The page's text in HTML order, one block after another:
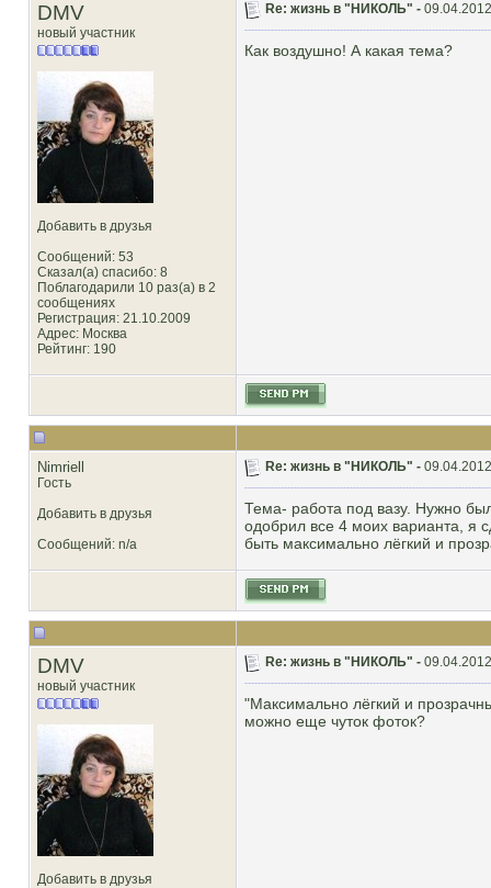
DMV
новый участник
Добавить в друзья
Сообщений: 53
Сказал(а) спасибо: 8
Поблагодарили 10 раз(а) в 2
сообщениях
Регистрация: 21.10.2009
Адрес: Москва
Рейтинг: 190
Re: жизнь в "НИКОЛЬ" -
Как воздушно! А какая тема?
Nimriell
Гость
Добавить в друзья
Сообщений: n/a
Re: жизнь в "НИКОЛЬ" -
Тема- работа под вазу. Нужно
одобрил все 4 моих варианта, я
быть максимально лёгкий и
DMV
новый участник
Добавить в друзья
Re: жизнь в "НИКОЛЬ" -
"Максимально лёгкий и
можно еще чуток фоток?